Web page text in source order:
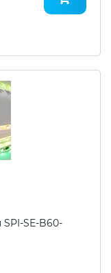
SE-B60-